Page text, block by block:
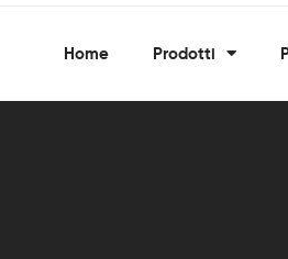
Home Prodotti